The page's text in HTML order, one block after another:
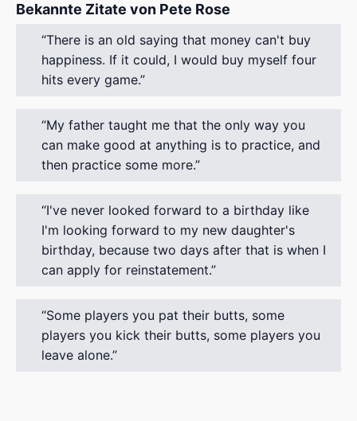
Bekannte Zitate von Pete Rose
There is an old saying that money can't buy
happiness. If it could, I would buy myself four
hits every game.
My father taught me that the only way you
can make good at anything is to practice, and
then practice some more.
I've never looked forward to a birthday like
I'm looking forward to my new daughter's
birthday, because two days after that is when I
can apply for reinstatement.
Some players you pat their butts, some
players you kick their butts, some players you
leave alone.